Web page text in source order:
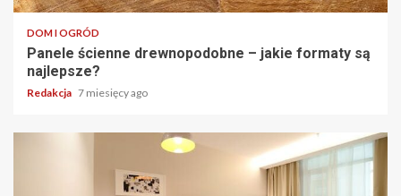
DOM I OGRÓD
Panele ścienne drewnopodobne – jakie formaty są
najlepsze?
Redakcja 7 miesięcy ago